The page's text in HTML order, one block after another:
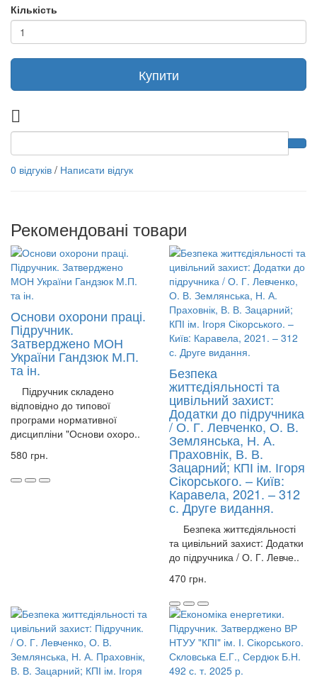
Кількість
Купити
0 відгуків / Написати відгук
Рекомендовані товари
Основи охорони праці.
Підручник.
Затверджено МОН
України Гандзюк М.П.
та ін.
Підручник складено
відповідно до типової
програми нормативної
дисципліни "Основи охоро..
580 грн.
Безпека
життєдіяльності та
цивільний захист:
Додатки до підручника
/ О. Г. Левченко, О. В.
Землянська, Н. А.
Праховнік, В. В.
Зацарний; КПІ ім. Ігоря
Сікорського. – Київ:
Каравела, 2021. – 312
с. Друге видання.
Безпека життєдіяльності
та цивільний захист: Додатки
до підручника / О. Г. Левче..
470 грн.